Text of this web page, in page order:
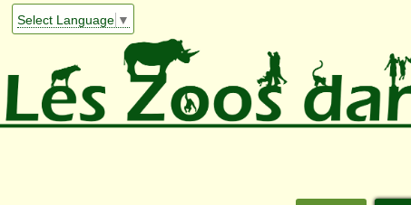
Select Language ▼